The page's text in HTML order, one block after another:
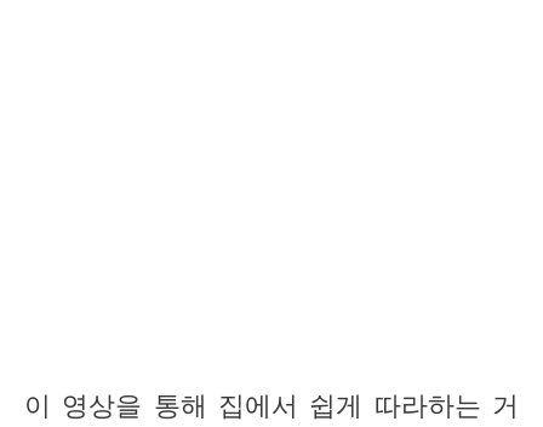
이 영상을 통해 집에서 쉽게 따라하는 거